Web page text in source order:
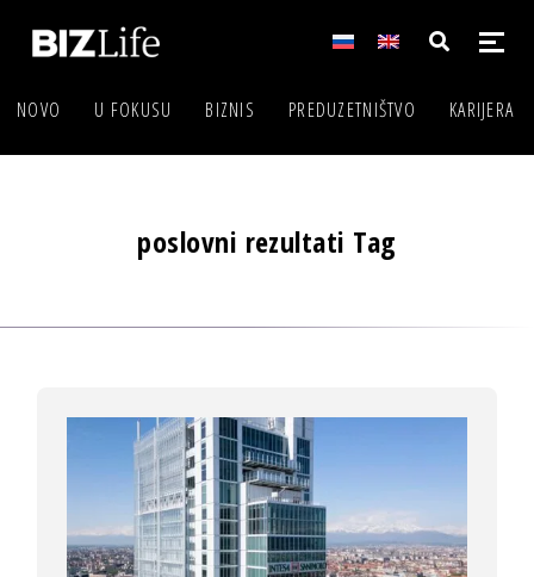
NOVO U FOKUSU BIZNIS PREDUZETNIŠTVO KARIJERA
poslovni rezultati Tag